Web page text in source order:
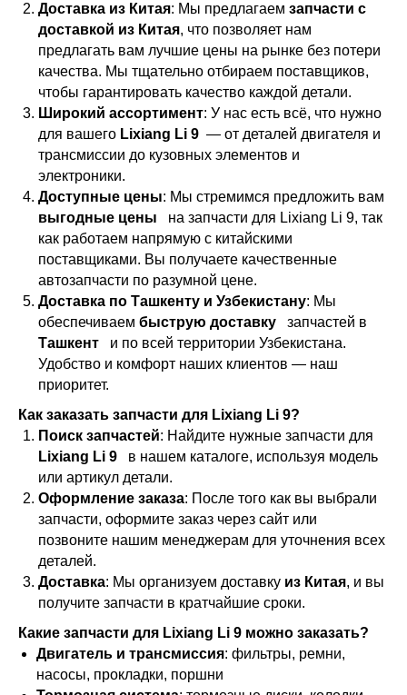
Доставка из Китая: Мы предлагаем запчасти с
доставкой из Китая, что позволяет нам
предлагать вам лучшие цены на рынке без потери
качества. Мы тщательно отбираем поставщиков,
чтобы гарантировать качество каждой детали.
Широкий ассортимент: У нас есть всё, что нужно
для вашего Lixiang Li 9 — от деталей двигателя и
трансмиссии до кузовных элементов и
электроники.
Доступные цены: Мы стремимся предложить вам
выгодные цены
на запчасти для Lixiang Li 9, так
как работаем напрямую с китайскими
поставщиками. Вы получаете качественные
автозапчасти по разумной цене.
Доставка по Ташкенту и Узбекистану: Мы
обеспечиваем быструю доставку
запчастей в
Ташкент
и по всей территории Узбекистана.
Удобство и комфорт наших клиентов — наш
приоритет.
Как заказать запчасти для Lixiang Li 9?
Поиск запчастей: Найдите нужные запчасти для
Lixiang Li 9
в нашем каталоге, используя модель
или артикул детали.
Оформление заказа: После того как вы выбрали
запчасти, оформите заказ через сайт или
позвоните нашим менеджерам для уточнения всех
деталей.
Доставка: Мы организуем доставку из Китая, и вы
получите запчасти в кратчайшие сроки.
Какие запчасти для Lixiang Li 9 можно заказать?
Двигатель и трансмиссия: фильтры, ремни,
насосы, прокладки, поршни